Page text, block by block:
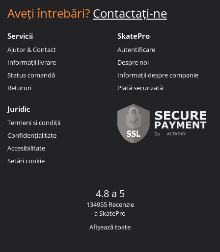
Aveți întrebări? Contactați-ne
Servicii
Ajutor & Contact
Informații livrare
Status comandă
Retururi
SkatePro
Autentificare
Despre noi
Informații despre companie
Plată securizată
Juridic
Termeni si condiții
Confidențialitate
Accesibilitate
Setări cookie
4.8 a 5
134955 Recenzie
a SkatePro
Afișează toate